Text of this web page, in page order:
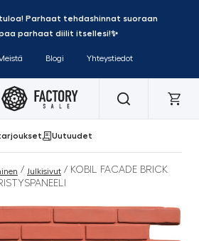
Parhaat tehdashinnat suoraan
parhaat diilit itsellesi!✨
Blogi Yhteystiedot
Uutuudet
/ Julkisivut / KOBIL FACADE BRICK